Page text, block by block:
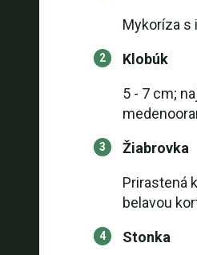
Mykoríza s
Klobúk
5 - 7 cm;
Žiabrovka
Prirastená
belavou
Stonka